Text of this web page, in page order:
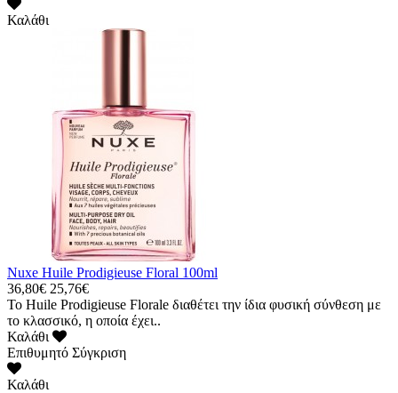
Καλάθι
Nuxe Huile Prodigieuse Floral 100ml
36,80€ 25,76€
Το Huile Prodigieuse Florale διαθέτει την ίδια φυσική σύνθεση με
το κλασσικό, η οποία έχει..
Καλάθι
Επιθυμητό Σύγκριση
Καλάθι